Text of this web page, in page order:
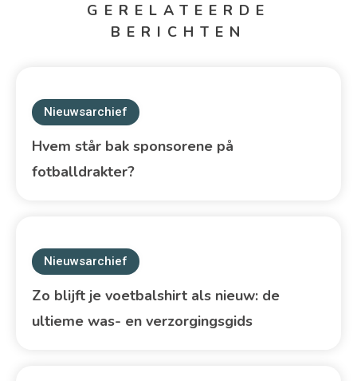
GERELATEERDE
BERICHTEN
Nieuwsarchief
Hvem står bak sponsorene på
fotballdrakter?
Nieuwsarchief
Zo blijft je voetbalshirt als nieuw: de
ultieme was- en verzorgingsgids